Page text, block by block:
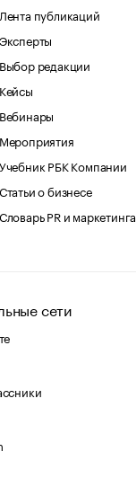
Лента публикаций
Эксперты
Выбор редакции
Кейсы
Вебинары
Мероприятия
Учебник РБК Компании
Статьи о бизнесе
Словарь PR и маркетинга
сети